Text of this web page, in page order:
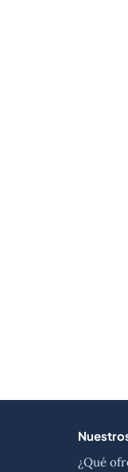
¿Qué